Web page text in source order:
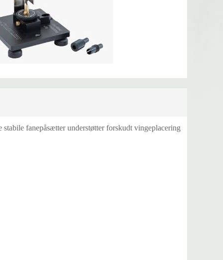
fanepåsætter understøtter forskudt vingeplacering